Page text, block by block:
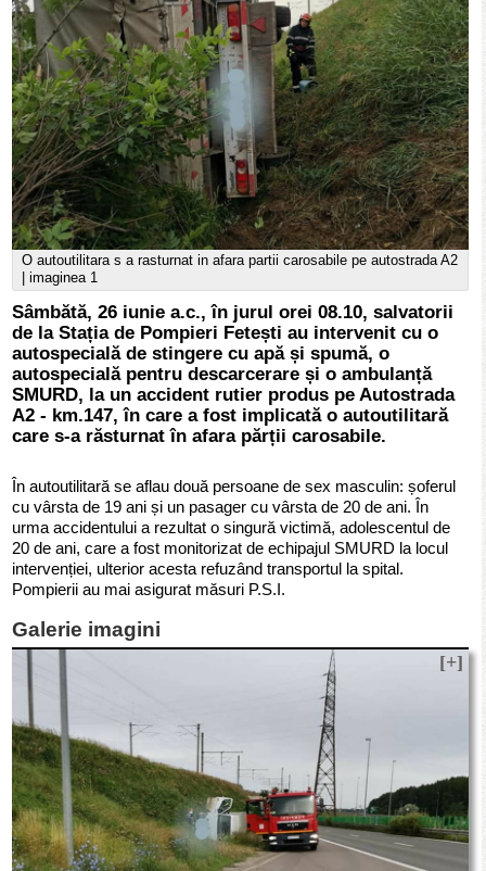
O autoutilitara s a rasturnat in afara partii carosabile pe autostrada A2
| imaginea 1
Sâmbătă, 26 iunie a.c., în jurul orei 08.10, salvatorii
de la Stația de Pompieri Fetești au intervenit cu o
autospecială de stingere cu apă și spumă, o
autospecială pentru descarcerare și o ambulanță
SMURD, la un accident rutier produs pe Autostrada
A2 - km.147, în care a fost implicată o autoutilitară
care s-a răsturnat în afara părții carosabile.
În autoutilitară se aflau două persoane de sex masculin: șoferul
cu vârsta de 19 ani și un pasager cu vârsta de 20 de ani. În
urma accidentului a rezultat o singură victimă, adolescentul de
20 de ani, care a fost monitorizat de echipajul SMURD la locul
intervenției, ulterior acesta refuzând transportul la spital.
Pompierii au mai asigurat măsuri P.S.I.
Galerie imagini